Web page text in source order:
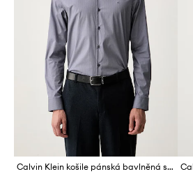
Calvin Klein košile pánská bavlněná s elastanem